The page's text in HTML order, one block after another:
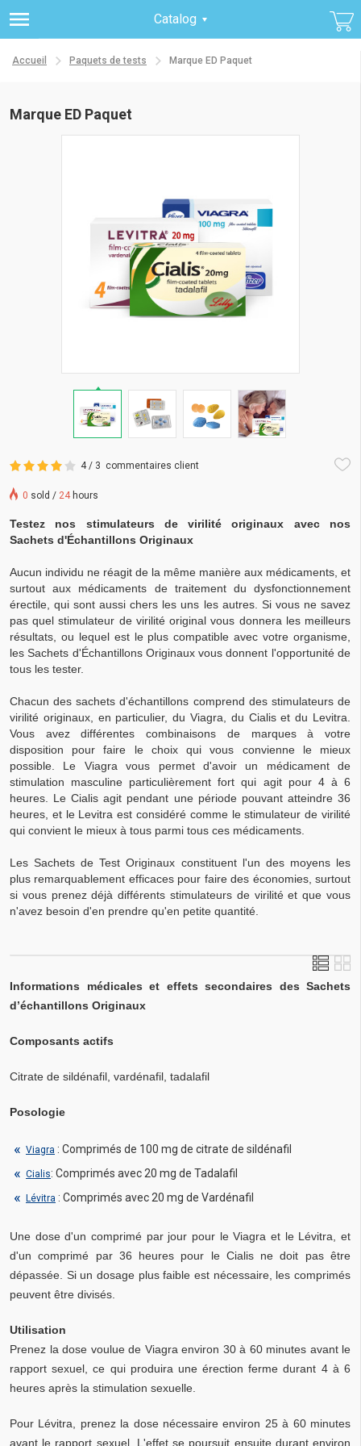
Catalog
Accueil Paquets de tests Marque ED Paquet
Marque ED Paquet
4 / 3 commentaires client
0 sold / 24hours
Testez nos stimulateurs de virilité originaux avec nos
Sachets d'Échantillons Originaux
Aucun individu ne réagit de la même manière aux médicaments, et
surtout aux médicaments de traitement du dysfonctionnement
érectile, qui sont aussi chers les uns les autres. Si vous ne savez
pas quel stimulateur de virilité original vous donnera les meilleurs
résultats, ou lequel est le plus compatible avec votre organisme,
les Sachets d'Échantillons Originaux vous donnent l'opportunité de
tous les tester.
Chacun des sachets d'échantillons comprend des stimulateurs de
virilité originaux, en particulier, du Viagra, du Cialis et du Levitra.
Vous avez différentes combinaisons de marques à votre
disposition pour faire le choix qui vous convienne le mieux
possible. Le Viagra vous permet d'avoir un médicament de
stimulation masculine particulièrement fort qui agit pour 4 à 6
heures. Le Cialis agit pendant une période pouvant atteindre 36
heures, et le Levitra est considéré comme le stimulateur de virilité
qui convient le mieux à tous parmi tous ces médicaments.
Les Sachets de Test Originaux constituent l'un des moyens les
plus remarquablement efficaces pour faire des économies, surtout
si vous prenez déjà différents stimulateurs de virilité et que vous
n'avez besoin d'en prendre qu'en petite quantité.
Informations médicales et effets secondaires des Sachets
d’échantillons Originaux
Composants actifs
Citrate de sildénafil, vardénafil, tadalafil
Posologie
Viagra : Comprimés de 100 mg de citrate de sildénafil
Cialis: Comprimés avec 20 mg de Tadalafil
Lévitra : Comprimés avec 20 mg de Vardénafil
Une dose d'un comprimé par jour pour le Viagra et le Lévitra, et
d'un comprimé par 36 heures pour le Cialis ne doit pas être
dépassée. Si un dosage plus faible est nécessaire, les comprimés
peuvent être divisés.
Utilisation
Prenez la dose voulue de Viagra environ 30 à 60 minutes avant le
rapport sexuel, ce qui produira une érection ferme durant 4 à 6
heures après la stimulation sexuelle.
Pour Lévitra, prenez la dose nécessaire environ 25 à 60 minutes
avant le rapport sexuel. L'effet se poursuit ensuite durant environ